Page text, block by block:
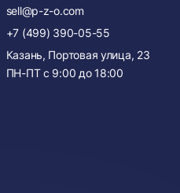
sell@p-z-o.com
+7 (499) 390-05-55
Казань, Портовая улица, 23
ПН-ПТ с 9:00 до 18:00